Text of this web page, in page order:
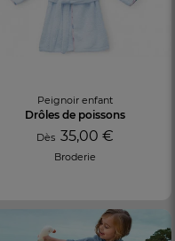
Peignoir enfant
Drôles de poissons
Dès35,00 €
Broderie